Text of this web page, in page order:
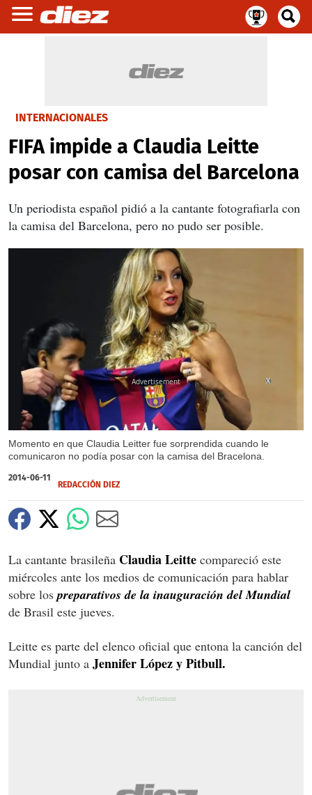
INTERNACIONALES
FIFA impide a Claudia Leitte
posar con camisa del Barcelona
Un periodista español pidió a la cantante fotografiarla con
la camisa del Barcelona, pero no pudo ser posible.
Momento en que Claudia Leitter fue sorprendida cuando le
comunicaron no podía posar con la camisa del Bracelona.
X
2014-06-11
REDACCIÓN DIEZ
La cantante brasileña Claudia Leitte compareció este
miércoles ante los medios de comunicación para hablar
sobre los preparativos de la inauguración del Mundial
de Brasil este jueves.
Leitte es parte del elenco oficial que entona la canción del
Mundial junto a Jennifer López y Pitbull.